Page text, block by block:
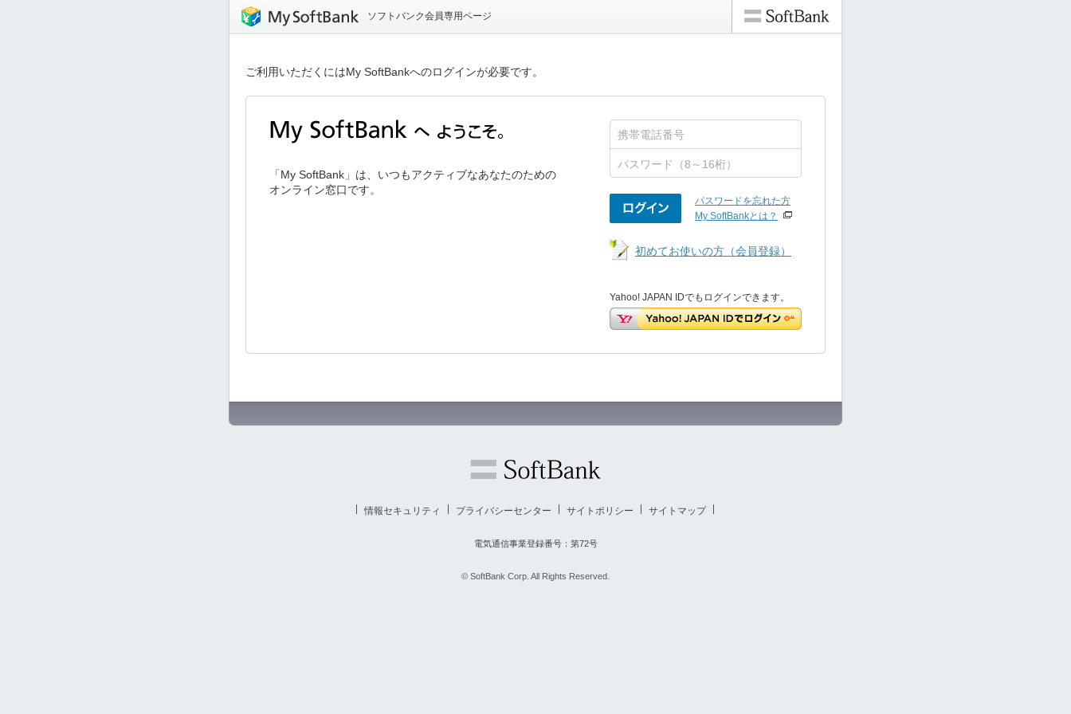
ソフトバンク会員専用ページ
ご利用いただくにはMy SoftBankへのログインが必要です。
「My SoftBank」は、いつもアクティブなあなたのための
オンライン窓口です。
パスワードを忘れた方
My SoftBankとは？
初めてお使いの方（会員登録）
Yahoo! JAPAN IDでもログインできます。
情報セキュリティ プライバシーセンター サイトポリシー サイトマップ
電気通信事業登録番号：第72号
© SoftBank Corp. All Rights Reserved.